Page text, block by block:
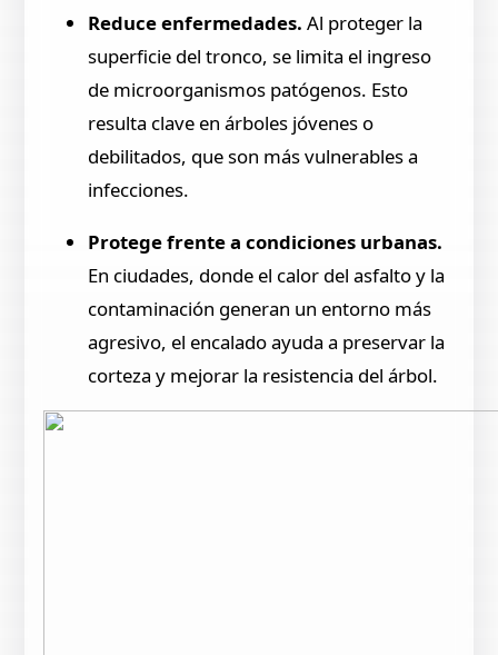
Reduce enfermedades.Al proteger la
superficie del tronco, se limita el ingreso
de microorganismos patógenos. Esto
resulta clave en árboles jóvenes o
debilitados, que son más vulnerables a
infecciones.
Protege frente a condiciones urbanas.
En ciudades, donde el calor del asfalto y la
contaminación generan un entorno más
agresivo, el encalado ayuda a preservar la
corteza y mejorar la resistencia del árbol.